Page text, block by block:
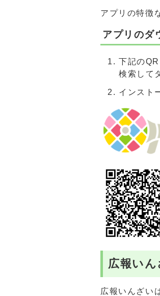
アプリの特徴
アプリのダ
下記の
検索して
インスト
広報い
広報いんざい